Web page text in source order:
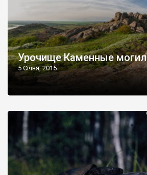
Урочище Каменные
5 Січня, 2015